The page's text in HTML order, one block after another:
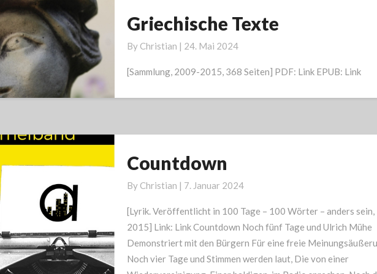
Griechische
Griechische Texte
By Christian | 24. Mai 2024
[Sammlung, 2009-2015, 368 Seiten] PDF: Link EPUB: Link
Countdown
Countdown
By Christian | 7. Januar 2024
[Lyrik. Veröffentlicht in 100 Tage – 100 Wörter – anders sein,
2015] Link: Link Countdown Noch fünf Tage und Ulrich Mühe
Demonstriert mit den Bürgern Für eine freie
Noch vier Tage und Stimmen werden laut, Die von einer